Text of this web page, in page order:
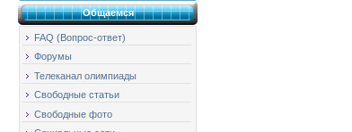
Общаемся
FAQ (Вопрос-ответ)
Форумы
Телеканал олимпиады
Свободные статьи
Свободные фото